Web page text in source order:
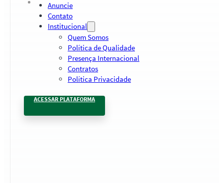
Anuncie
Contato
Institucional
Quem Somos
Política de Qualidade
Presença Internacional
Contratos
Política Privacidade
ACESSAR PLATAFORMA